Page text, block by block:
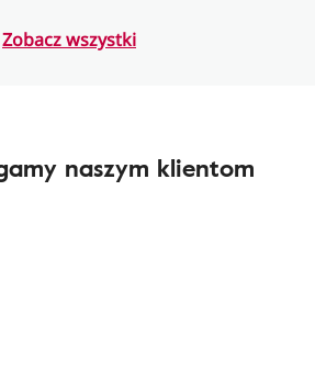
Zobacz wszystki
naszym klientom